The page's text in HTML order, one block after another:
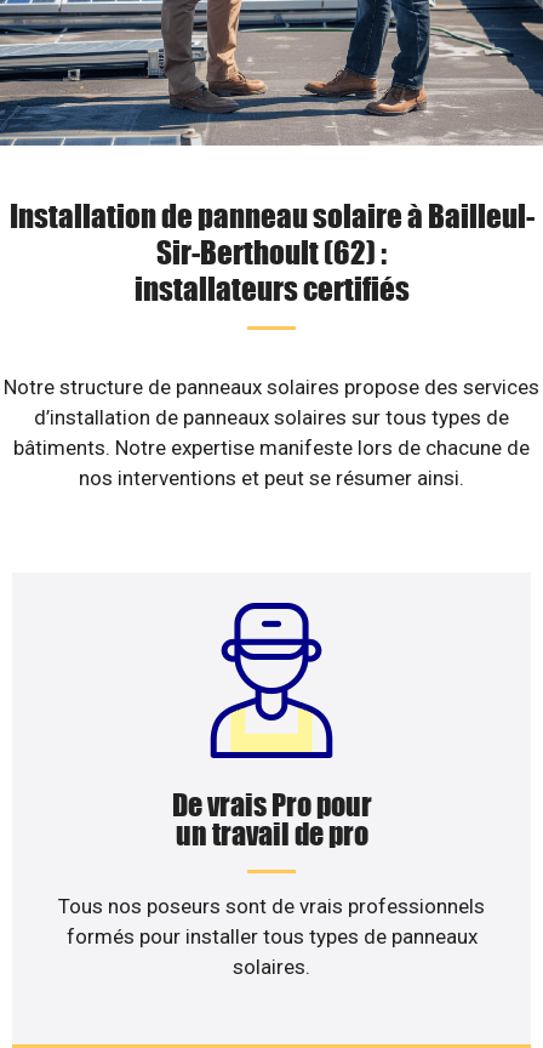
Installation de panneau solaire à Bailleul-
Sir-Berthoult (62) :
installateurs certifiés
Notre structure de panneaux solaires propose des services
d’installation de panneaux solaires sur tous types de
bâtiments. Notre expertise manifeste lors de chacune de
nos interventions et peut se résumer ainsi.
De vrais Pro pour
un travail de pro
Tous nos poseurs sont de vrais professionnels
formés pour installer tous types de panneaux
solaires.